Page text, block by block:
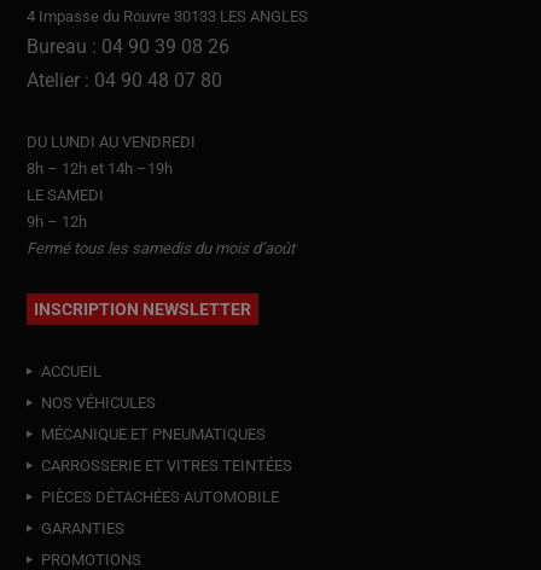
4 Impasse du Rouvre 30133 LES ANGLES
Bureau : 04 90 39 08 26
Atelier : 04 90 48 07 80
DU LUNDI AU VENDREDI
8h – 12h et 14h –19h
LE SAMEDI
9h – 12h
Fermé tous les samedis du mois d’août
INSCRIPTION NEWSLETTER
ACCUEIL
NOS VÉHICULES
MÉCANIQUE ET PNEUMATIQUES
CARROSSERIE ET VITRES TEINTÉES
PIÈCES DÉTACHÉES AUTOMOBILE
GARANTIES
PROMOTIONS